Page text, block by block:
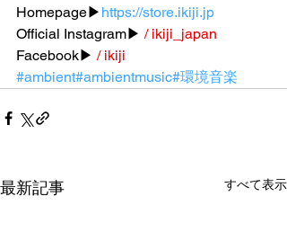
Homepage▶ https://store.ikiji.jp
Official Instagram▶ / ikiji_japan
Facebook▶ / ikiji
#ambient#ambientmusic#環境音楽
最新記事 すべて表示